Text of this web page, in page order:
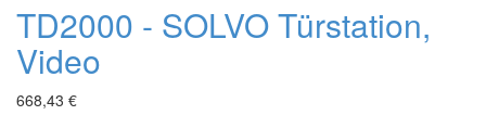
TD2000 - SOLVO Türstation,
Video
668,43 €